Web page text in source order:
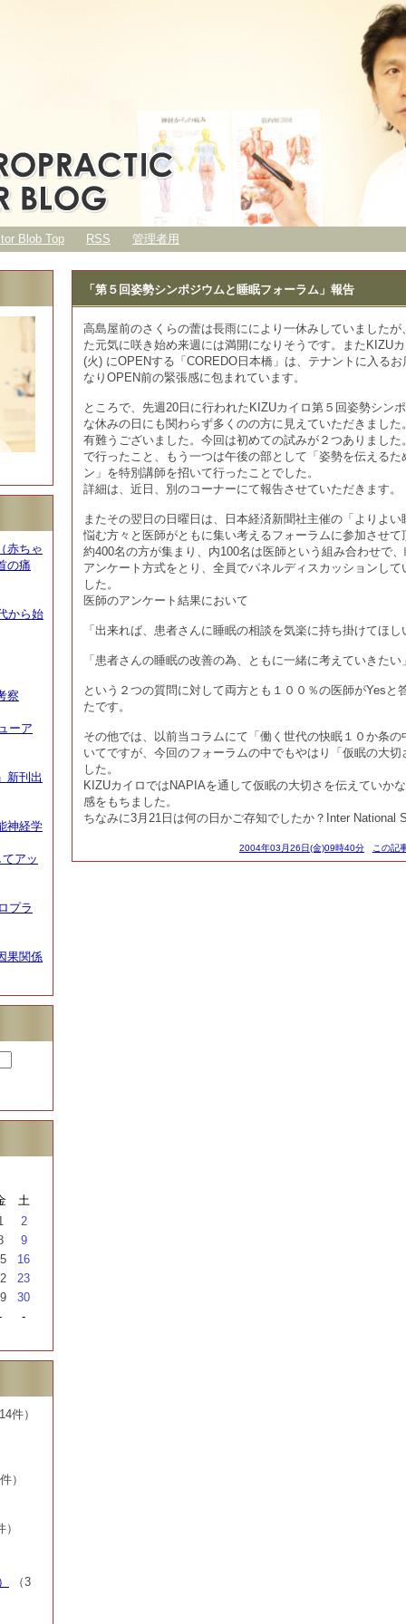
Blob Top RSS 管理者用
「第５回姿勢シンポジウムと睡眠フォーラム」報告
高島屋前のさくらの蕾は長雨ににより一休みしていました
た元気に咲き始め来週には満開になりそうです。またKIZU
(火) にOPENする「COREDO日本橋」は、テナントに入る
なりOPEN前の緊張感に包まれています。
ところで、先週20日に行われたKIZUカイロ第５回姿勢シン
な休みの日にも関わらず多くのの方に見えていただきまし
有難うございました。今回は初めての試みが２つありまし
で行ったこと、もう一つは午後の部として「姿勢を伝える
ン」を特別講師を招いて行ったことでした。
詳細は、近日、別のコーナーにて報告させていただきます。
またその翌日の日曜日は、日本経済新聞社主催の「よりよ
悩む方々と医師がともに集い考えるフォーラムに参加させて
約400名の方が集まり、内100名は医師という組み合わせで
アンケート方式をとり、全員でパネルディスカッションし
した。
医師のアンケート結果において
「出来れば、患者さんに睡眠の相談を気楽に持ち掛けてほし
「患者さんの睡眠の改善の為、ともに一緒に考えていきたい
という２つの質問に対して両方とも１００％の医師がYesと
たです。
その他では、以前当コラムにて「働く世代の快眠１０か条
いてですが、今回のフォーラムの中でもやはり「仮眠の大
した。
KIZUカイロではNAPIAを通して仮眠の大切さを伝えていか
感をもちました。
ちなみに3月21日は何の日かご存知でしたか？Inter National
2004年03月26日(金)09時40分 この記
赤ちゃ
の痛
から始
察
ーア
新刊出
神経学
アッ
プラ
果関係
土
2
9
16
23
30
-
件）
）
（3